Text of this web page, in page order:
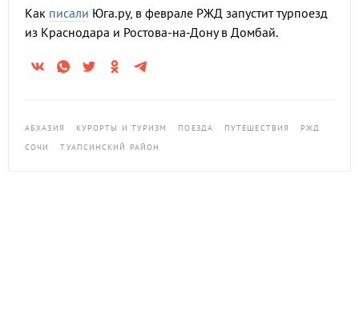
Как писали Юга.ру, в феврале РЖД запустит турпоезд
из Краснодара и Ростова-на-Дону в Домбай.
АБХАЗИЯ КУРОРТЫ И ТУРИЗМ ПОЕЗДА ПУТЕШЕСТВИЯ
РЖД
СОЧИ
ТУАПСИНСКИЙ РАЙОН